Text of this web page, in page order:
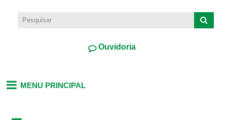
Ouvidoria
MENU PRINCIPAL